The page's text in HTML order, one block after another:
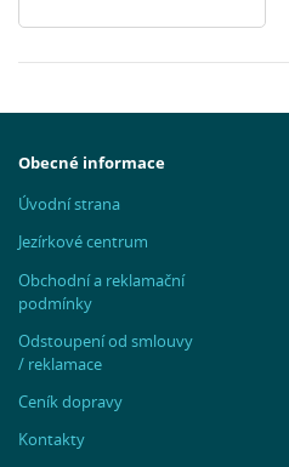
Obecné informace
Úvodní strana
Jezírkové centrum
Obchodní a reklamační
podmínky
Odstoupení od smlouvy
/ reklamace
Ceník dopravy
Kontakty